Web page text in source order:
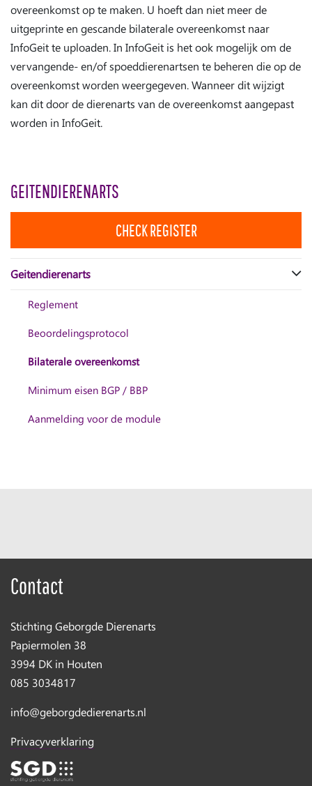
overeenkomst op te maken. U hoeft dan niet meer de
uitgeprinte en gescande bilaterale overeenkomst naar
InfoGeit te uploaden. In InfoGeit is het ook mogelijk om de
vervangende- en/of spoeddierenartsen te beheren die op de
overeenkomst worden weergegeven. Wanneer dit wijzigt
kan dit door de dierenarts van de overeenkomst aangepast
worden in InfoGeit.
GEITENDIERENARTS
CHECK REGISTER
Geitendierenarts
Reglement
Beoordelingsprotocol
Bilaterale overeenkomst
Minimum eisen BGP / BBP
Aanmelding voor de module
Contact
Stichting Geborgde Dierenarts
Papiermolen 38
3994 DK in Houten
085 3034817
info@geborgdedierenarts.nl
Privacyverklaring